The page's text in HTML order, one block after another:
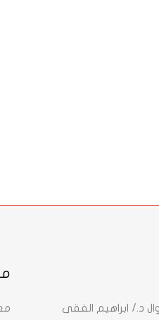
د./ ابراهيم الفقى